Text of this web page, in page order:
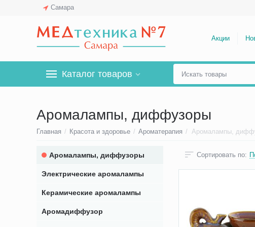
Самара
Акции
Каталог товаров
Аромалампы, диффузоры
Главная / Красота и здоровье / Ароматерапия / Аромалампы,
Сортировать по:
Аромалампы, диффузоры
Электрические аромалампы
Керамические аромалампы
Аромадиффузор